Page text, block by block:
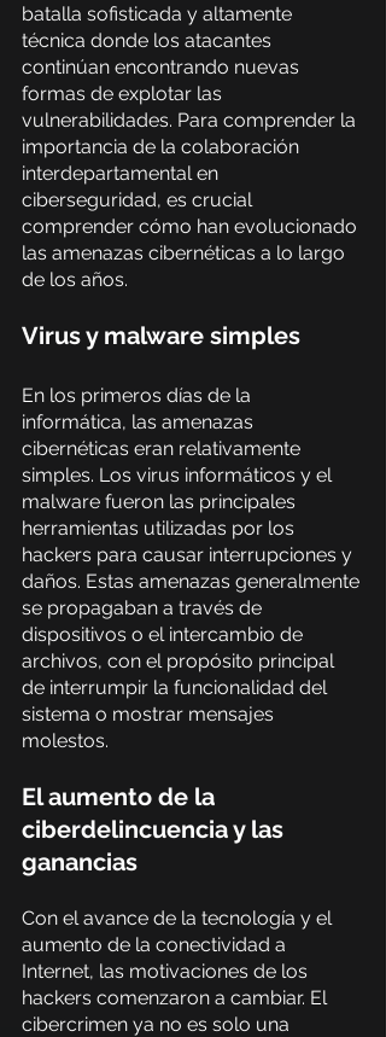
batalla sofisticada y altamente
técnica donde los atacantes
continúan encontrando nuevas
formas de explotar las
vulnerabilidades. Para comprender la
importancia de la colaboración
interdepartamental en
ciberseguridad, es crucial
comprender cómo han evolucionado
las amenazas cibernéticas a lo largo
de los años.
Virus y malware simples
En los primeros días de la
informática, las amenazas
cibernéticas eran relativamente
simples. Los virus informáticos y el
malware fueron las principales
herramientas utilizadas por los
hackers para causar interrupciones y
daños. Estas amenazas generalmente
se propagaban a través de
dispositivos o el intercambio de
archivos, con el propósito principal
de interrumpir la funcionalidad del
sistema o mostrar mensajes
molestos.
El aumento de la
ciberdelincuencia y las
ganancias
Con el avance de la tecnología y el
aumento de la conectividad a
Internet, las motivaciones de los
hackers comenzaron a cambiar. El
cibercrimen ya no es solo una